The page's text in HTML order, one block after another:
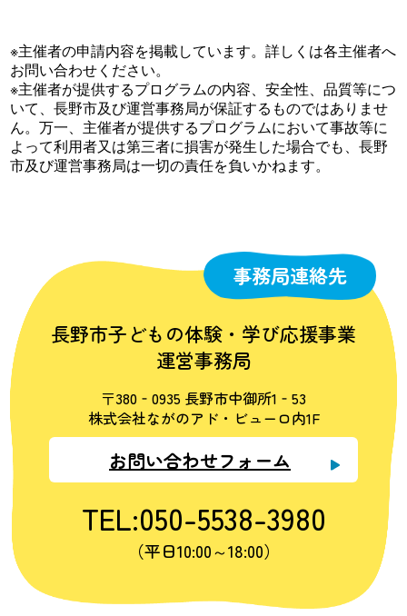
※主催者の申請内容を掲載しています。詳しくは各主催者へ
お問い合わせください。
※主催者が提供するプログラムの内容、安全性、品質等につ
いて、長野市及び運営事務局が保証するものではありませ
ん。万一、主催者が提供するプログラムにおいて事故等に
よって利用者又は第三者に損害が発生した場合でも、長野
市及び運営事務局は一切の責任を負いかねます。
事務局連絡先
長野市子どもの体験・学び応援事業
運営事務局
〒380‐0935 長野市中御所1‐53
株式会社ながのアド・ビューロ内1F
お問い合わせフォーム
TEL:050-5538-3980
（平日10:00～18:00）